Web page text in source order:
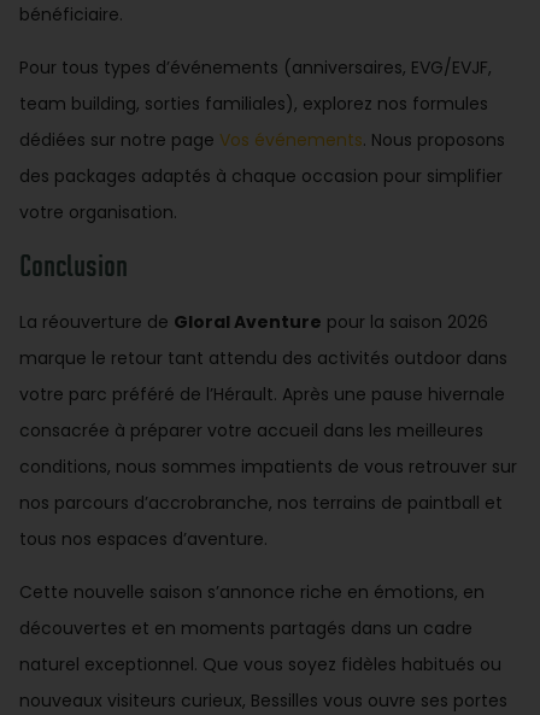
bénéficiaire.
Pour tous types d’événements (anniversaires, EVG/EVJF,
team building, sorties familiales), explorez nos formules
dédiées sur notre page Vos événements. Nous proposons
des packages adaptés à chaque occasion pour simplifier
votre organisation.
Conclusion
La réouverture de Gloral Aventure pour la saison 2026
marque le retour tant attendu des activités outdoor dans
votre parc préféré de l’Hérault. Après une pause hivernale
consacrée à préparer votre accueil dans les meilleures
conditions, nous sommes impatients de vous retrouver sur
nos parcours d’accrobranche, nos terrains de paintball et
tous nos espaces d’aventure.
Cette nouvelle saison s’annonce riche en émotions, en
découvertes et en moments partagés dans un cadre
naturel exceptionnel. Que vous soyez fidèles habitués ou
nouveaux visiteurs curieux, Bessilles vous ouvre ses portes